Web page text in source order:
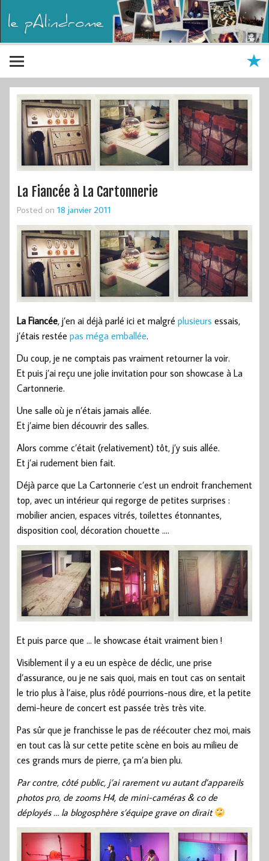
La Fiancée à La Cartonnerie
Posted on 18 janvier 2011
La Fiancée, j’en ai déjà parlé ici et malgré plusieurs essais,
j’étais restée pas méga emballée.
Du coup, je ne comptais pas vraiment retourner la voir.
Et puis j’ai reçu une jolie invitation pour son showcase à La
Cartonnerie.
Une salle où je n’étais jamais allée.
Et j’aime bien découvrir des salles.
Alors comme c’était (relativement) tôt, j’y suis allée.
Et j’ai rudement bien fait.
Déjà parce que La Cartonnerie c’est un endroit franchement
top, avec un intérieur qui regorge de petites surprises :
mobilier ancien, espaces vitrés, toilettes étonnantes,
disposition cool, décoration chouette ….
Et puis parce que … le showcase était vraiment bien !
Visiblement il y a eu un espèce de déclic, une prise
d’assurance, ou je ne sais quoi, mais en tout cas on sentait
le trio plus à l’aise, plus rôdé pourrions-nous dire, et la petite
demi-heure de concert est passée très très vite.
Pas sûr que je franchisse le pas de réécouter chez moi, mais
en tout cas là sur cette petite scène en bois au milieu de
ces grands murs de pierre, ça m’a bien plu.
Par contre, côté public, j’ai rarement vu autant d’appareils
photos pro, de zooms H4, de mini-caméras & co de
déployés … la blogosphère s’équipe grave on dirait